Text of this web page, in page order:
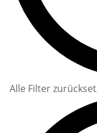
Alle Filter